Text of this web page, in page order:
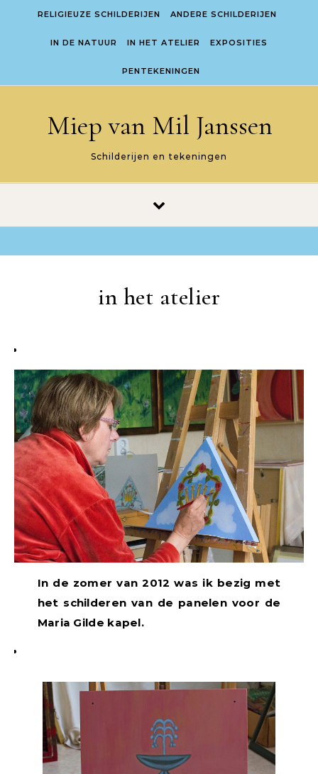
RELIGIEUZE SCHILDERIJEN ANDERE SCHILDERIJEN
IN DE NATUUR IN HET ATELIER EXPOSITIES
PENTEKENINGEN
Miep van Mil Janssen
Schilderijen en tekeningen
in het atelier
In de zomer van 2012 was ik bezig met
het schilderen van de panelen voor de
Maria Gilde kapel.